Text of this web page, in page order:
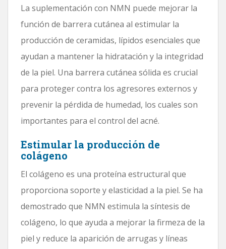
La suplementación con NMN puede mejorar la
función de barrera cutánea al estimular la
producción de ceramidas, lípidos esenciales que
ayudan a mantener la hidratación y la integridad
de la piel. Una barrera cutánea sólida es crucial
para proteger contra los agresores externos y
prevenir la pérdida de humedad, los cuales son
importantes para el control del acné.
Estimular la producción de
colágeno
El colágeno es una proteína estructural que
proporciona soporte y elasticidad a la piel. Se ha
demostrado que NMN estimula la síntesis de
colágeno, lo que ayuda a mejorar la firmeza de la
piel y reduce la aparición de arrugas y líneas